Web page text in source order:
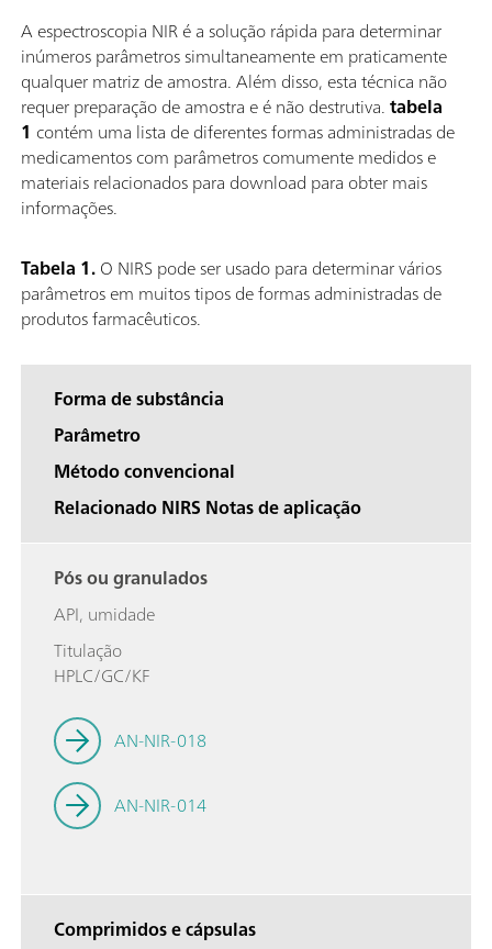
A espectroscopia NIR é a solução rápida para determinar
inúmeros parâmetros simultaneamente em praticamente
qualquer matriz de amostra. Além disso, esta técnica não
requer preparação de amostra e é não destrutiva.tabela
1 contém uma lista de diferentes formas administradas de
medicamentos com parâmetros comumente medidos e
materiais relacionados para download para obter mais
informações.
Tabela 1.O NIRS pode ser usado para determinar vários
parâmetros em muitos tipos de formas administradas de
produtos farmacêuticos.
Forma de substância
Parâmetro
Método convencional
Relacionado NIRS Notas de aplicação
Pós ou granulados
API, umidade
Titulação
HPLC/GC/KF
AN-NIR-018
AN-NIR-014
Comprimidos e cápsulas